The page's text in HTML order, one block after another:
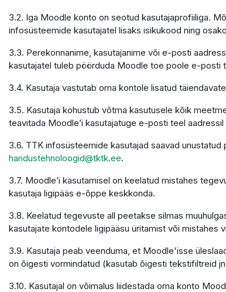
3.2. Iga Moodle konto on seotud kasutajaprofiiliga.
infosüsteemide kasutajatel lisaks isikukood ning
3.3. Perekonnanime, kasutajanime või e-posti
kasutajatel tuleb pöörduda Moodle toe poole e-posti
3.4. Kasutaja vastutab oma kontole lisatud
3.5. Kasutaja kohustub võtma kasutusele kõik
teavitada Moodle’i kasutajatuge e-posti teel aadressil
3.6. TTK infosüsteemide kasutajad saavad
haridustehnoloogid@tktk.ee.
3.7. Moodle’i kasutamisel on keelatud mistahes
kasutaja ligipääs e-õppe keskkonda.
3.8. Keelatud tegevuste all peetakse silmas
kasutajate kontodele ligipääsu üritamist või mistahes
3.9. Kasutaja peab veenduma, et Moodle'isse
on õigesti vormindatud (kasutab õigesti tekstifiltreid
3.10. Kasutajal on võimalus liidestada oma konto